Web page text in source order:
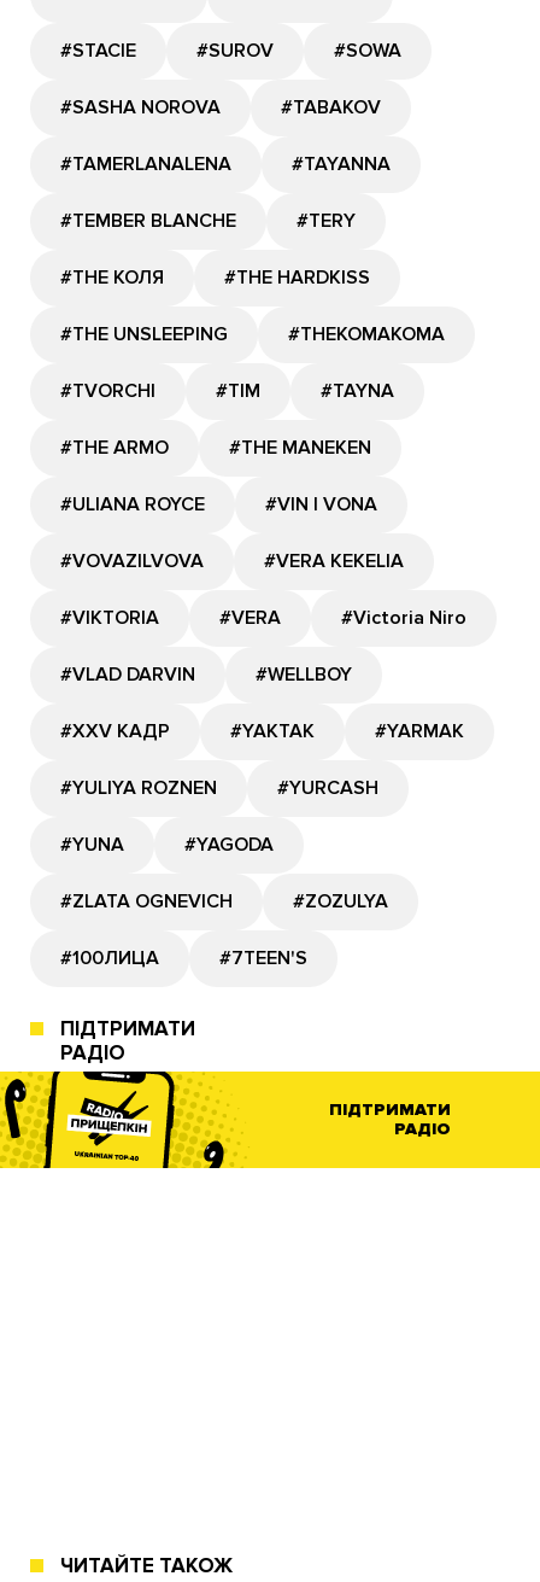
#STACIE #SUROV #SOWA
#SASHA NOROVA #TABAKOV
#TAMERLANALENA #TAYANNA
#TEMBER BLANCHE #TERY
#THE КОЛЯ #THE HARDKISS
#THE UNSLEEPING #THEKOMAKOMA
#TVORCHI #TIM #TAYNA
#THE ARMO #THE MANEKEN
#ULIANA ROYCE #VIN I VONA
#VOVAZILVOVA #VERA KEKELIA
#VIKTORIA #VERA #Victoria Niro
#VLAD DARVIN #WELLBOY
#XXV КАДР #YAKTAK #YARMAK
#YULIYA ROZNEN #YURCASH
#YUNA #YAGODA
#ZLATA OGNEVICH #ZOZULYA
#100ЛИЦА #7TEEN'S
ПІДТРИМАТИ
РАДІО
ПІДТРИМАТИ
РАДІО
ЧИТАЙТЕ ТАКОЖ